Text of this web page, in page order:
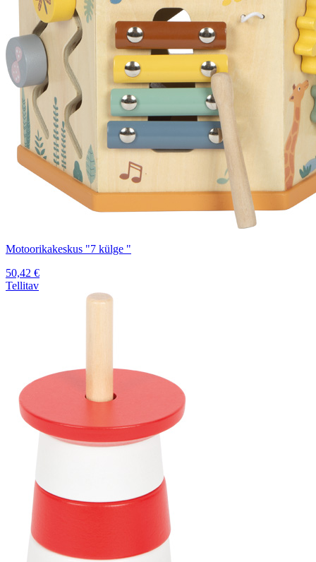
Motoorikakeskus "7 külge "
50,42 €
Tellitav